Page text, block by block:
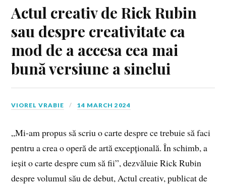
Actul creativ de Rick Rubin
sau despre creativitate ca
mod de a accesa cea mai
bună versiune a sinelui
VIOREL VRABIE 14 MARCH 2024
„Mi-am propus să scriu o carte despre ce trebuie să faci
pentru a crea o operă de artă excepțională. În schimb, a
ieșit o carte despre cum să fii”, dezvăluie Rick Rubin
despre volumul său de debut, Actul creativ, publicat de